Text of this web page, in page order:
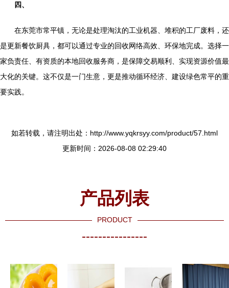
四、
在东莞市常平镇，无论是处理淘汰的工业机器、堆积的工厂废料，还
是更新餐饮厨具，都可以通过专业的回收网络高效、环保地完成。选择一
家负责任、有资质的本地回收服务商，是保障交易顺利、实现资源价值最
大化的关键。这不仅是一门生意，更是推动循环经济、建设绿色常平的重
要实践。
如若转载，请注明出处：http://www.yqkrsyy.com/product/57.html
更新时间：2026-08-08 02:29:40
产品列表
PRODUCT
----------------